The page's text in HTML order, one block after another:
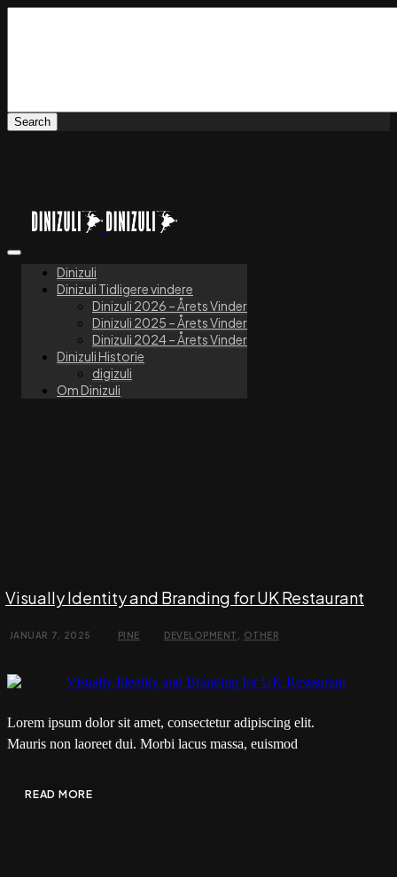
Dinizuli
Dinizuli Tidligere vindere
Dinizuli 2026 – Årets Vinder
Dinizuli 2025 – Årets Vinder
Dinizuli 2024 – Årets Vinder
Dinizuli Historie
digizuli
Om Dinizuli
Visually Identity and Branding for UK Restaurant
JANUAR 7, 2025 PINE DEVELOPMENT OTHER
Lorem ipsum dolor sit amet, consectetur adipiscing elit.
Mauris non laoreet dui. Morbi lacus massa, euismod
READ MORE